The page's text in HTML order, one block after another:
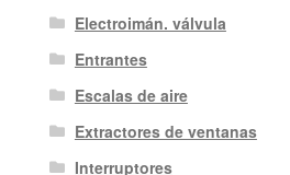
Electroimán. válvula
Entrantes
Escalas de aire
Extractores de ventanas
Interruptores